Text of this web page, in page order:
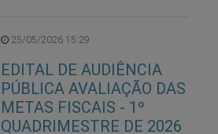
25/05/2026 15:29
EDITAL DE AUDIÊNCIA
PÚBLICA AVALIAÇÃO DAS
METAS FISCAIS - 1º
QUADRIMESTRE DE 2026